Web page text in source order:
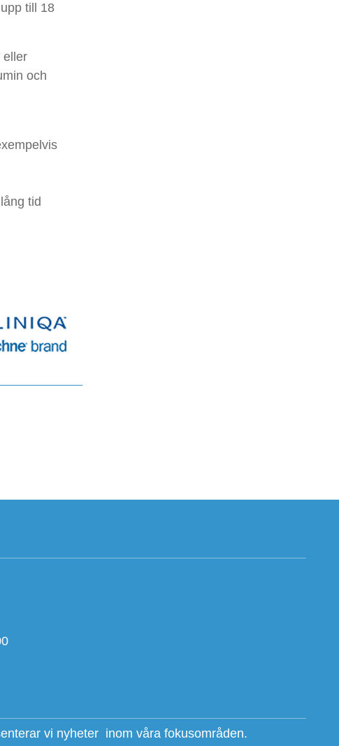
till 18
eller
och
tid
vi nyheter inom våra fokusområden.